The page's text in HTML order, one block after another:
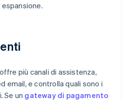
più canali di assistenza,
email, e controlla quali sono i
Se un gateway di pagamento